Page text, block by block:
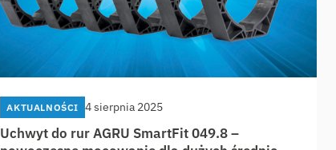
AKTUALNOŚCI 4 sierpnia 2025
Uchwyt do rur AGRU SmartFit 049.8 –